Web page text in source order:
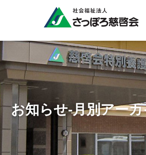
お知らせ-月別アー